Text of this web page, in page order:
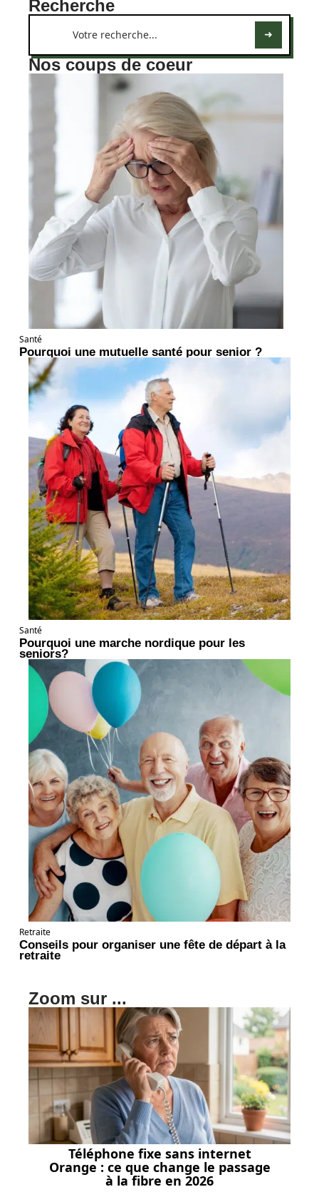
Recherche
Nos coups de coeur
Santé
Pourquoi une mutuelle santé pour senior ?
Santé
Pourquoi une marche nordique pour les
seniors?
Retraite
Conseils pour organiser une fête de départ à la
retraite
Zoom sur ...
Téléphone fixe sans internet
Orange : ce que change le passage
à la fibre en 2026